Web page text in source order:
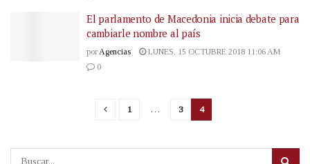
El parlamento de Macedonia inicia debate para
cambiarle nombre al país
porAgencias
LUNES, 15 OCTUBRE 2018 11:06 AM
0
1 … 3 4